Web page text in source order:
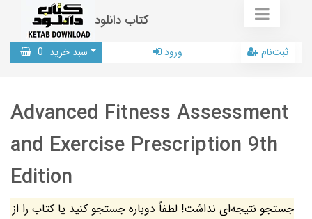
کتاب دانلود
سبد خرید 0 ورود ثبت‌نام
Advanced Fitness Assessment
and Exercise Prescription 9th
Edition
جستجو نتیجه‌ای نداشت! لطفاً دوباره جستجو کنید یا کتاب را از